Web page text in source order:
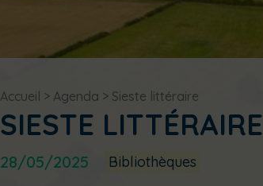
Accueil > Agenda > Sieste littéraire
SIESTE LITTÉRAIRE
28/05/2025 Bibliothèques